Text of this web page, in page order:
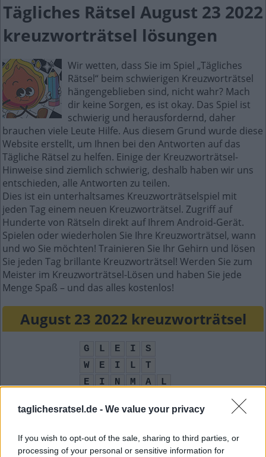
taglichesratsel.de - We value your privacy
If you wish to opt-out of the sale, sharing to third parties, or
processing of your personal or sensitive information for
Tägliches Rätsel August 23 2022
kreuzworträtsel lösungen
Wir wetten, dass Sie im Spiel „Tägliches
Rätsel“ beim schwierigen Kreuzworträtsel
hängengeblieben sind, nicht wahr? Mach
dir keine Sorgen, es ist okay. Das Spiel ist
schwierig und herausfordernd, daher
brauchen viele Leute Hilfe. Aus diesem Grund wurde diese
Website erstellt, um Ihnen bei den Antworten auf das
Tägliche Rätsel zu helfen. Einige der Kreuzworträtsel-
Hinweise sind ziemlich schwierig, deshalb haben wir uns
entschieden, alle Antworten zu teilen.
Dies ist ein unterhaltsames Kreuzworträtselspiel mit
jeden Tag einem neuen Kreuzworträtsel. Zugriff auf
Hunderte von Rätseln direkt auf Ihrem Android-Gerät.
Spielen oder wiederholen Sie Ihre Kreuzworträtsel, wann
und wo Sie möchten! Trainieren Sie Ihr Gehirn und lösen
Sie jeden Tag brillante Kreuzworträtsel! Werden Sie zum
Meister im Kreuzworträtsel-Lösen und haben Sie jede
Menge Spaß – und das alles kostenlos!
August 23 2022 kreuzworträtsel
G L E I
S
W
E I L
T
E
I N M A
L
E R T I
E
E
I N E N